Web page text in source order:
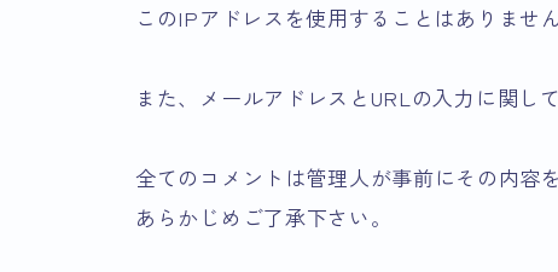
このIPアドレスを使用することはありません
また、メールアドレスとURLの入力に関し
全てのコメントは管理人が事前にその内容
あらかじめご了承下さい。